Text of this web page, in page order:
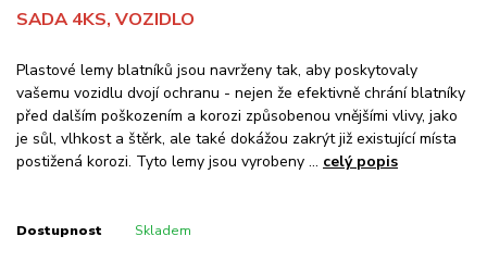
SADA 4KS, VOZIDLO
Plastové lemy blatníků jsou navrženy tak, aby poskytovaly
vašemu vozidlu dvojí ochranu - nejen že efektivně chrání blatníky
před dalším poškozením a korozi způsobenou vnějšími vlivy, jako
je sůl, vlhkost a štěrk, ale také dokážou zakrýt již existující místa
postižená korozi. Tyto lemy jsou vyrobeny ... celý popis
Dostupnost Skladem